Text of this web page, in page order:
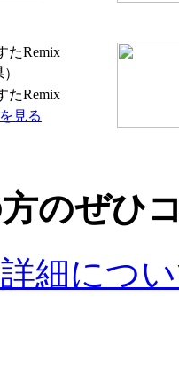
たRemix
たRemix
見る
のぜひ
細につ